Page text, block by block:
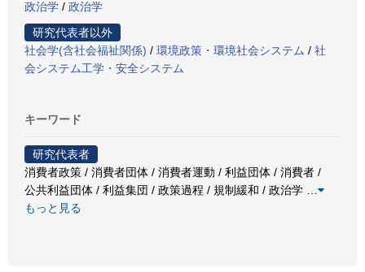
政治学 / 政治学
研究代表者以外
社会学(含社会福祉関係) / 環境政策・環境社会システム / 社
会システム工学・安全システム
キーワード
研究代表者
消費者政策 / 消費者団体 / 消費者運動 / 利益団体 / 消費者 /
公共利益団体 / 利益集団 / 政策過程 / 規制緩和 / 政治学
もっと見る